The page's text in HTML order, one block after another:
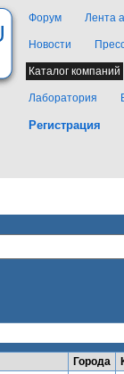
Форум Лента
Новости
Каталог компаний
Лаборатория
Регистрация
Города